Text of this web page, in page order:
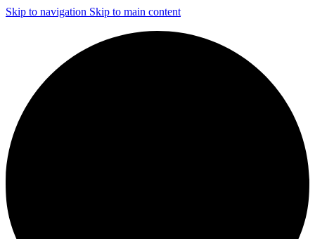
Skip to navigation Skip to main content